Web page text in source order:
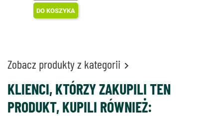
DO KOSZYKA
Zobacz produkty z kategorii 
KLIENCI, KTÓRZY ZAKUPILI TEN
PRODUKT, KUPILI RÓWNIEŻ: